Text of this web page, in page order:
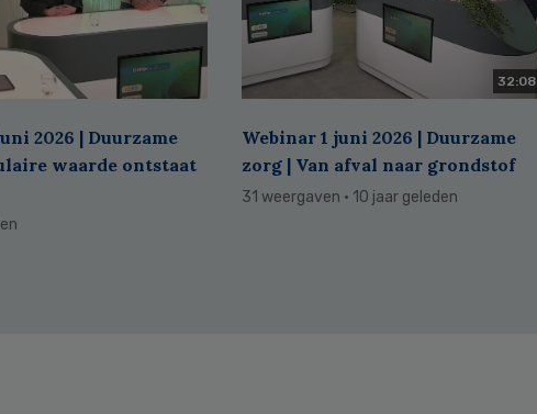
2026 | Duurzame
waarde ontstaat
32:08
Webinar 1 juni 2026 | Duurzame
zorg | Van afval naar grondstof
31 weergaven · 10 jaar geleden